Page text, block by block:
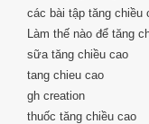
các bài tập tăng chiều
Làm thế nào để tăng
sữa tăng chiều cao
tang chieu cao
gh creation
thuốc tăng chiều cao